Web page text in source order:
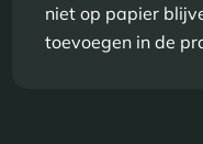
niet op papier
toevoegen in de